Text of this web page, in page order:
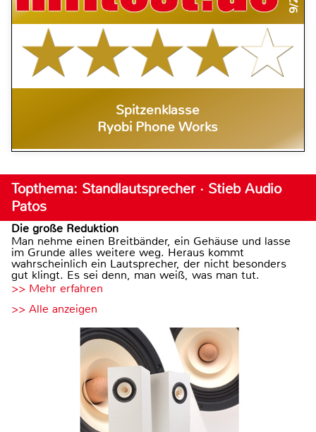
Spitzenklasse
Ryobi Phone Works
Topthema: Standlautsprecher · Stieb Audio
Patos
Die große Reduktion
Man nehme einen Breitbänder, ein Gehäuse und lasse
im Grunde alles weitere weg. Heraus kommt
wahrscheinlich ein Lautsprecher, der nicht besonders
gut klingt. Es sei denn, man weiß, was man tut.
>> Mehr erfahren
>> Alle anzeigen